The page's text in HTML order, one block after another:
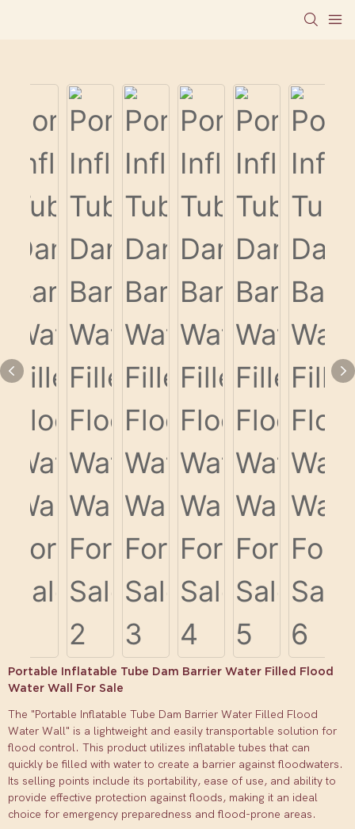
Portable Inflatable Tube Dam Barrier Water Filled Flood
Water Wall For Sale
The "Portable Inflatable Tube Dam Barrier Water Filled Flood
Water Wall" is a lightweight and easily transportable solution for
flood control. This product utilizes inflatable tubes that can
quickly be filled with water to create a barrier against floodwaters.
Its selling points include its portability, ease of use, and ability to
provide effective protection against floods, making it an ideal
choice for emergency preparedness and flood-prone areas.